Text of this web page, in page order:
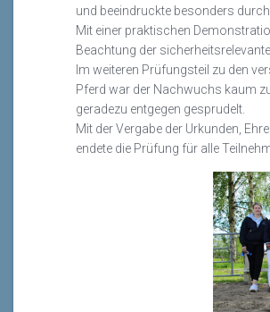
und beeindruckte besonders
Mit einer praktischen
Beachtung der
Im weiteren Prüfungsteil zu den
Pferd war der Nachwuchs kaum
geradezu entgegen gesprudelt.
Mit der Vergabe der Urkunden,
endete die Prüfung für alle